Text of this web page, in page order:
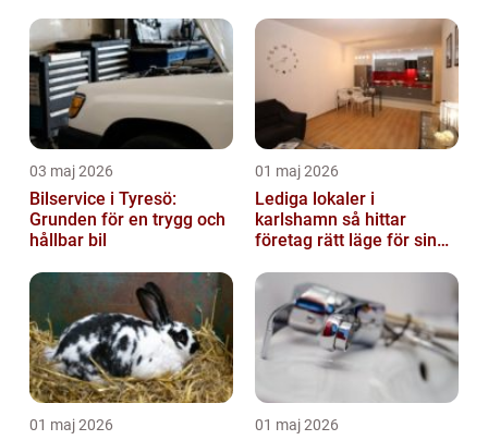
03 maj 2026
Bilservice i Tyresö:
Grunden för en trygg och
hållbar bil
01 maj 2026
Lediga lokaler i
karlshamn så hittar
företag rätt läge för sin
01 maj 2026 01 maj 2026